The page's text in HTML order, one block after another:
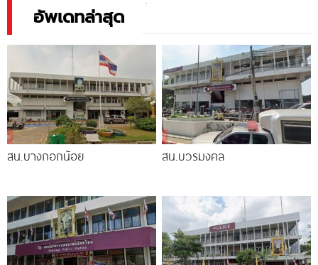
อัพเดทล่าสุด
สน.บางกอกน้อย สน.บวรมงคล